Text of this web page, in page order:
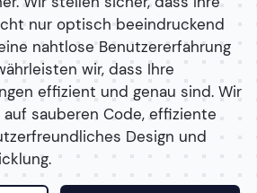
nur optisch beeindruckend
nahtlose Benutzererfahrung
wir, dass Ihre
effizient und genau sind. Wir
sauberen Code, effiziente
Design und